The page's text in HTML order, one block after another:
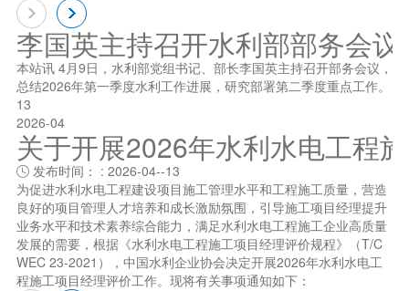
李国英主持召开水利部部务会议
本站讯 4月9日，水利部党组书记、部长李国英主持召开部务会议，
总结2026年第一季度水利工作进展，研究部署第二季度重点工作。
13
2026-04
关于开展2026年水利水电工程
发布时间： : 2026-04--13
为促进水利水电工程建设项目施工管理水平和工程施工质量，营造
良好的项目管理人才培养和成长激励氛围，引导施工项目经理提升
业务水平和技术素养综合能力，满足水利水电工程施工企业高质量
发展的需要，根据《水利水电工程施工项目经理评价规程》（T/C
WEC 23-2021），中国水利企业协会决定开展2026年水利水电工
程施工项目经理评价工作。现将有关事项通知如下：